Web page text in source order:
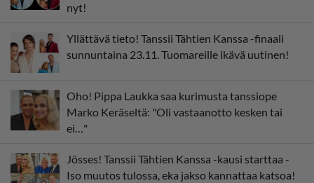
nyt!
Yllättävä tieto! Tanssii Tähtien Kanssa -finaali
sunnuntaina 23.11. Tuomareille ikävä uutinen!
Oho! Pippa Laukka saa kurimusta tanssiope
Marko Keräseltä: "Oli vastaanotto kesken tai
ei…"
Jösses! Tanssii Tähtien Kanssa -kausi starttaa -
Iso muutos tulossa, eka jakso kannattaa katsoa!